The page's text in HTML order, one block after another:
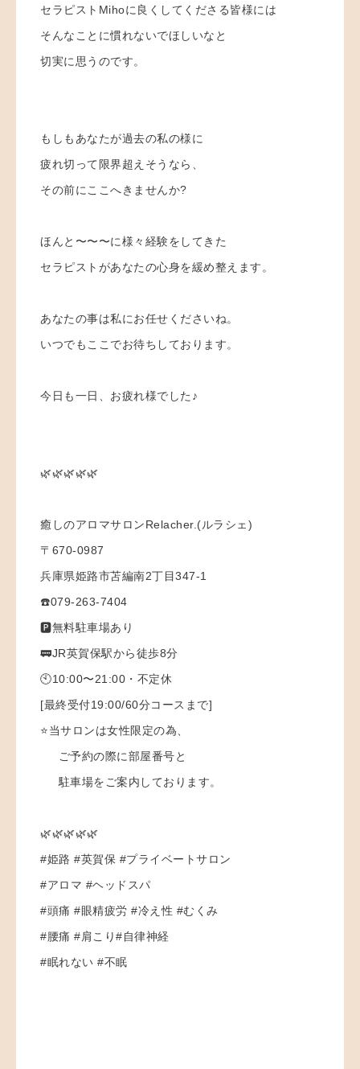
セラピストMihoに良くしてくださる皆様には
そんなことに慣れないでほしいなと
切実に思うのです。
もしもあなたが過去の私の様に
疲れ切って限界超えそうなら、
その前にここへきませんか?
ほんと〜〜〜に様々経験をしてきた
セラピストがあなたの心身を緩め整えます。
あなたの事は私にお任せくださいね。
いつでもここでお待ちしております。
今日も一日、お疲れ様でした♪
🌿🌿🌿🌿🌿
癒しのアロマサロンRelacher.(ルラシェ)
〒670-0987
兵庫県姫路市苫編南2丁目347-1
☎️079-263-7404
🅿️無料駐車場あり
🚃JR英賀保駅から徒歩8分
🕙10:00〜21:00・不定休
[最終受付19:00/60分コースまで]
⭐️当サロンは女性限定の為、
ご予約の際に部屋番号と
駐車場をご案内しております。
🌿🌿🌿🌿🌿
#姫路 #英賀保 #プライベートサロン
#アロマ #ヘッドスパ
#頭痛 #眼精疲労 #冷え性 #むくみ
#腰痛 #肩こり#自律神経
#眠れない #不眠